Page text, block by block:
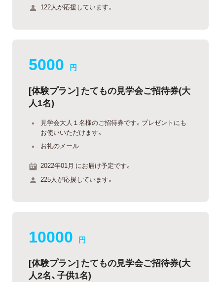
122人が応援しています。
5000 円
[体験プラン] たてもの見学会ご招待券(大
人1名)
見学会大人１名様のご招待券です。プレゼントにも
お使いいただけます。
お礼のメール
2022年01月 にお届け予定です。
225人が応援しています。
10000 円
[体験プラン] たてもの見学会ご招待券(大
人2名、子供1名)